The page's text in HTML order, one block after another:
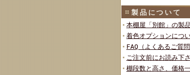
製品について
本棚屋「別館」の製
着色オプションにつ
FAQ（よくあるご質問
ご注文前にお読み下
棚段数と高さ、価格